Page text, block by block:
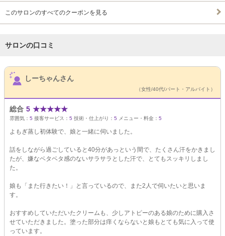
このサロンのすべてのクーポンを見る
サロンの口コミ
サロンPick Up
しーちゃんさん
（女性/40代/パート・アルバイト）
総合 5 ★★★★★
雰囲気： 5 接客サービス： 5 技術・仕上がり： 5 メニュー・料金： 5
よもぎ蒸し初体験で、娘と一緒に伺いました。
話をしながら過ごしていると40分があっという間で、たくさん汗をかきまし
たが、嫌なベタベタ感のないサラサラとした汗で、とてもスッキリしまし
た。
娘も「また行きたい！」と言っているので、また2人で伺いたいと思いま
す。
おすすめしていただいたクリームも、少しアトピーのある娘のために購入さ
せていただきました。塗った部分は痒くならないと娘もとても気に入って使
っています。